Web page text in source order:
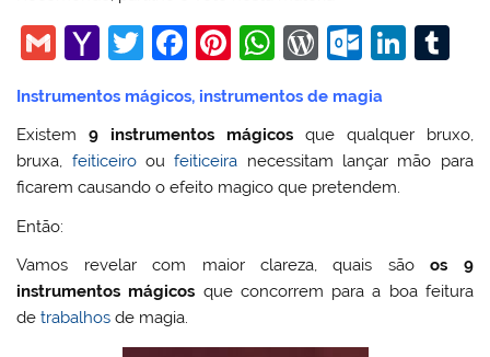
G
ai
l
Y
h
o
o
ai
l
T
itt
er
F
c
e
b
o
k
Pi
er
e
st
W
at
s
A
p
W
d
Pr
e
O
lo
o
k.
o
m
Li
e bl
Instrumentos mágicos, instrumentos de magia
Existem9 instrumentos mágicos que qualquer bruxo,
bruxa, feiticeirooufeiticeira necessitam lançar mão para
ficarem causando o efeito magico que pretendem.
Então:
Vamos revelar com maior clareza, quais sãoos 9
instrumentos mágicos que concorrem para a boa feitura
detrabalhos de magia.